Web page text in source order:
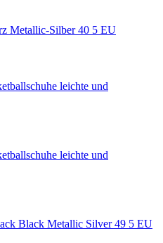
Metallic-Silber 40 5 EU
leichte und
leichte und
Black Metallic Silver 49 5 EU